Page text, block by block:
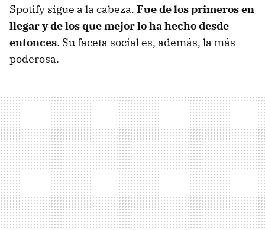
Spotify sigue a la cabeza. Fue de los primeros en
llegar y de los que mejor lo ha hecho desde
entonces. Su faceta social es, además, la más
poderosa.